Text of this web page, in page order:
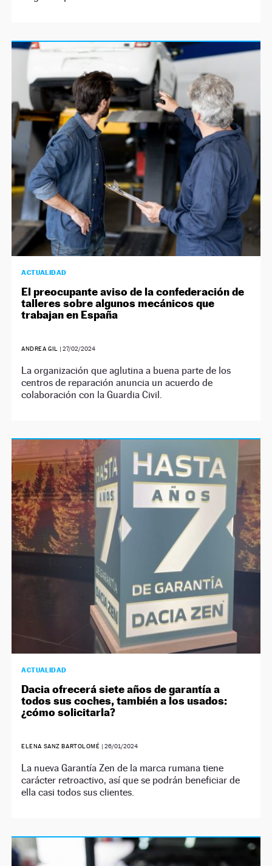
ACTUALIDAD
El preocupante aviso de la confederación de
talleres sobre algunos mecánicos que
trabajan en España
ANDREA GIL | 27/02/2024
La organización que aglutina a buena parte de los
centros de reparación anuncia un acuerdo de
colaboración con la Guardia Civil.
ACTUALIDAD
Dacia ofrecerá siete años de garantía a
todos sus coches, también a los usados:
¿cómo solicitarla?
ELENA SANZ BARTOLOMÉ | 26/01/2024
La nueva Garantía Zen de la marca rumana tiene
carácter retroactivo, así que se podrán beneficiar de
ella casi todos sus clientes.